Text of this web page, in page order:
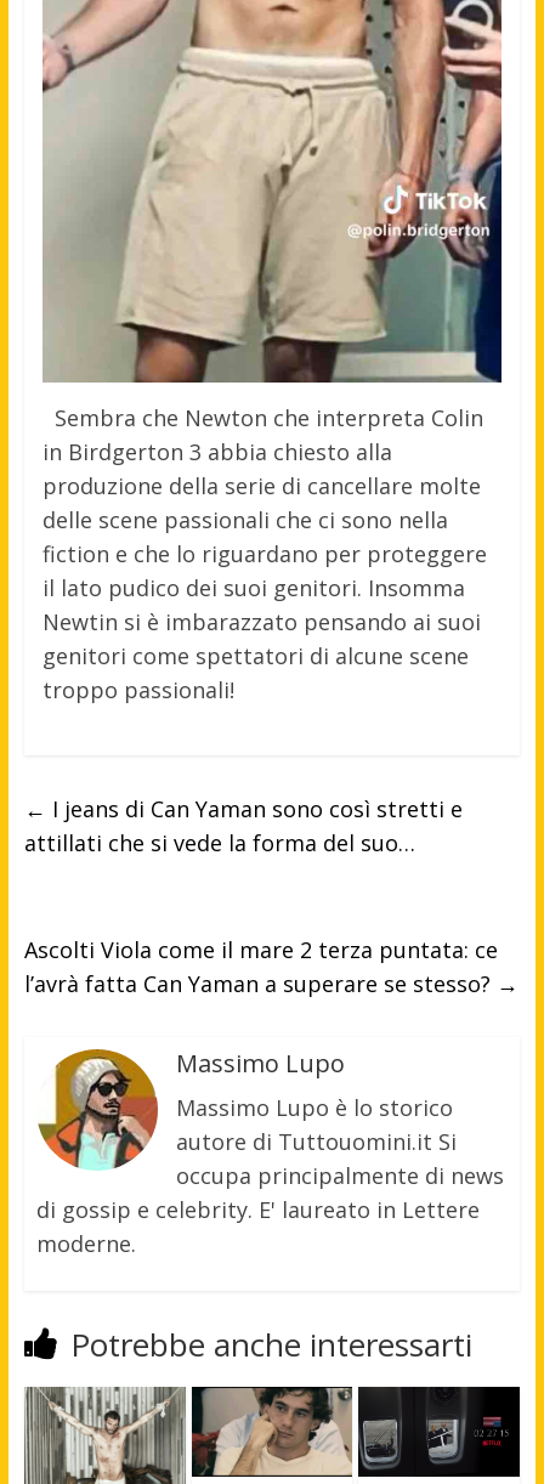
Sembra che Newton che interpreta Colin
in Birdgerton 3 abbia chiesto alla
produzione della serie di cancellare molte
delle scene passionali che ci sono nella
fiction e che lo riguardano per proteggere
il lato pudico dei suoi genitori. Insomma
Newtin si è imbarazzato pensando ai suoi
genitori come spettatori di alcune scene
troppo passionali!
← I jeans di Can Yaman sono così stretti e
attillati che si vede la forma del suo…
Ascolti Viola come il mare 2 terza puntata: ce
l’avrà fatta Can Yaman a superare se stesso? →
Massimo Lupo
Massimo Lupo è lo storico
autore di Tuttouomini.it Si
occupa principalmente di news
di gossip e celebrity. E' laureato in Lettere
moderne.
Potrebbe anche interessarti